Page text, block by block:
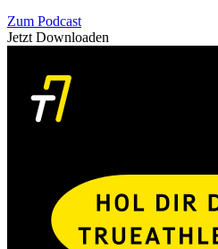
Zum Podcast
Jetzt Downloaden